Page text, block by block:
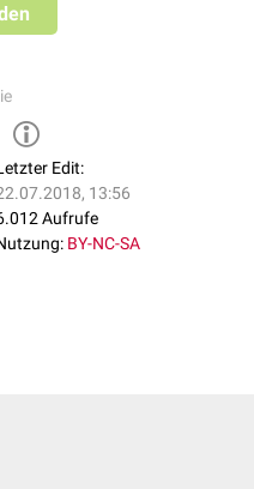
Edit:
13:56
Aufrufe
BY-NC-SA